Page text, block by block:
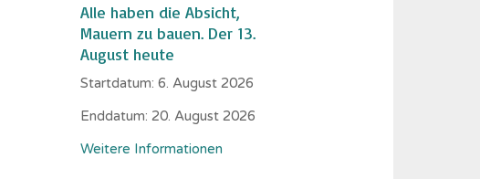
Alle haben die Absicht,
Mauern zu bauen. Der 13.
August heute
Startdatum:6. August 2026
Enddatum: 20. August 2026
Weitere Informationen